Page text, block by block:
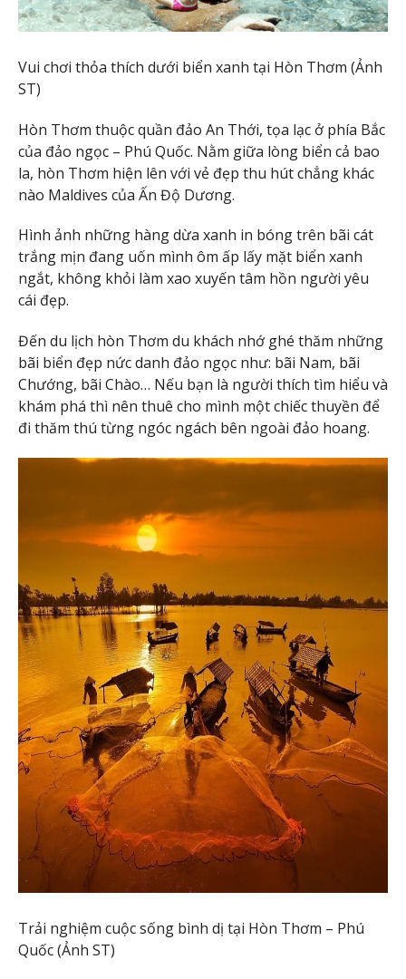
Vui chơi thỏa thích dưới biển xanh tại Hòn Thơm (Ảnh
ST)
Hòn Thơm thuộc quần đảo An Thới, tọa lạc ở phía Bắc
của đảo ngọc – Phú Quốc. Nằm giữa lòng biển cả bao
la, hòn Thơm hiện lên với vẻ đẹp thu hút chẳng khác
nào Maldives của Ấn Độ Dương.
Hình ảnh những hàng dừa xanh in bóng trên bãi cát
trắng mịn đang uốn mình ôm ấp lấy mặt biển xanh
ngắt, không khỏi làm xao xuyến tâm hồn người yêu
cái đẹp.
Đến du lịch hòn Thơm du khách nhớ ghé thăm những
bãi biển đẹp nức danh đảo ngọc như: bãi Nam, bãi
Chướng, bãi Chào… Nếu bạn là người thích tìm hiểu và
khám phá thì nên thuê cho mình một chiếc thuyền để
đi thăm thú từng ngóc ngách bên ngoài đảo hoang.
Trải nghiệm cuộc sống bình dị tại Hòn Thơm – Phú
Quốc (Ảnh ST)